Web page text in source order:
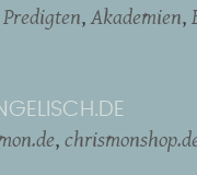
Akademien